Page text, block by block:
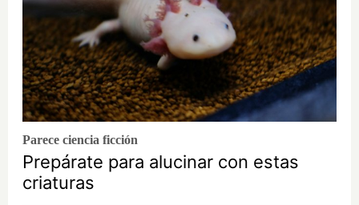
Parece ciencia ficción
Prepárate para alucinar con estas
criaturas